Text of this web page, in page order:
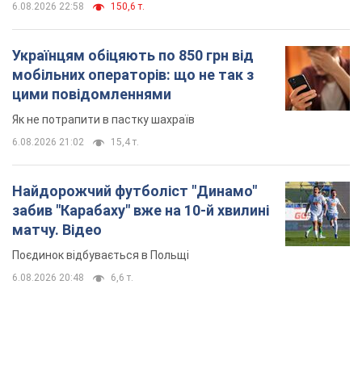
6.08.2026 22:58 150,6 т.
Українцям обіцяють по 850 грн від
мобільних операторів: що не так з
цими повідомленнями
Як не потрапити в пастку шахраїв
6.08.2026 21:02 15,4 т.
Найдорожчий футболіст "Динамо"
забив "Карабаху" вже на 10-й хвилині
матчу. Відео
Поєдинок відбувається в Польщі
6.08.2026 20:48 6,6 т.